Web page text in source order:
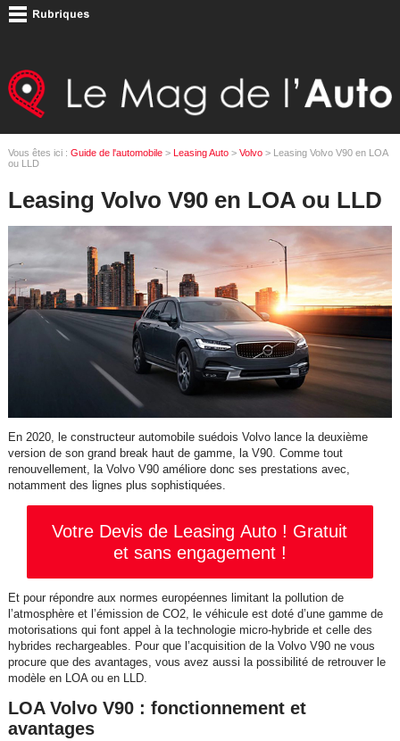
Vous êtes ici : Guide de l'automobile> Leasing Auto> Volvo> Leasing Volvo V90 en LOA
ou LLD
Leasing Volvo V90 en LOA ou LLD
En 2020, le constructeur automobile suédois Volvo lance la deuxième
version de son grand break haut de gamme, la V90. Comme tout
renouvellement, la Volvo V90 améliore donc ses prestations avec,
notamment des lignes plus sophistiquées.
Votre Devis de Leasing Auto ! Gratuit
et sans engagement !
Et pour répondre aux normes européennes limitant la pollution de
l’atmosphère et l’émission de CO2, le véhicule est doté d’une gamme de
motorisations qui font appel à la technologie micro-hybride et celle des
hybrides rechargeables. Pour que l’acquisition de la Volvo V90 ne vous
procure que des avantages, vous avez aussi la possibilité de retrouver le
modèle en LOA ou en LLD.
LOA Volvo V90 : fonctionnement et
avantages